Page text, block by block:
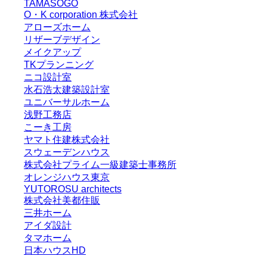
TAMASOGO
O・K corporation 株式会社
アローズホーム
リザーブデザイン
メイクアップ
TKプランニング
ニコ設計室
水石浩太建築設計室
ユニバーサルホーム
浅野工務店
こーき工房
ヤマト住建株式会社
スウェーデンハウス
株式会社プライム一級建築士事務所
オレンジハウス東京
YUTOROSU architects
株式会社美都住販
三井ホーム
アイダ設計
タマホーム
日本ハウスHD